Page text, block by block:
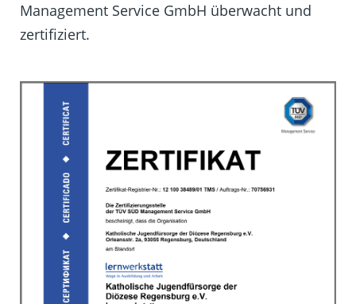
Management Service GmbH überwacht und
zertifiziert.